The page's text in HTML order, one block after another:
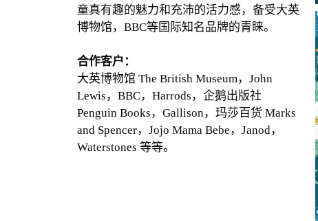
童真有趣的魅力和充沛的活力感，备受大英
博物馆，BBC等国际知名品牌的青睐。
合作客户：
大英博物馆 The British Museum，John
Lewis，BBC，Harrods，企鹅出版社
Penguin Books，Gallison，玛莎百货 Marks
and Spencer，Jojo Mama Bebe，Janod，
Waterstones 等等。